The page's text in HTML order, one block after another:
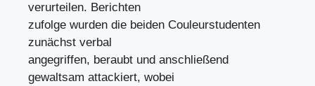
verurteilen. Berichten
zufolge wurden die beiden Couleurstudenten
zunächst verbal
angegriffen, beraubt und anschließend
gewaltsam attackiert, wobei